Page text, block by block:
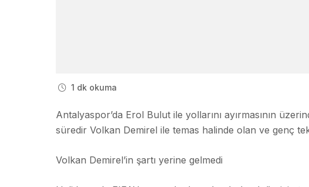
1 dk okuma
Antalyaspor’da Erol Bulut ile yollarını ayırmasının
süredir Volkan Demirel ile temas halinde olan ve genç
Volkan Demirel’in şartı yerine gelmedi